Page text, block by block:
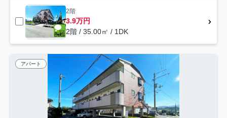
2階
3.9万円
2階 / 35.00㎡ / 1DK
アパート